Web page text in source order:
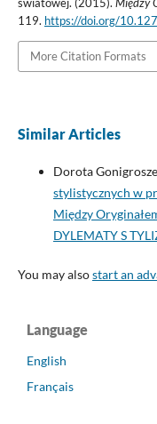
119. https://doi.org/
More Citation Formats
Similar Articles
Dorota
stylistycznych w
Między
DYLEMATY S
You may alsostart an
Language
English
Français